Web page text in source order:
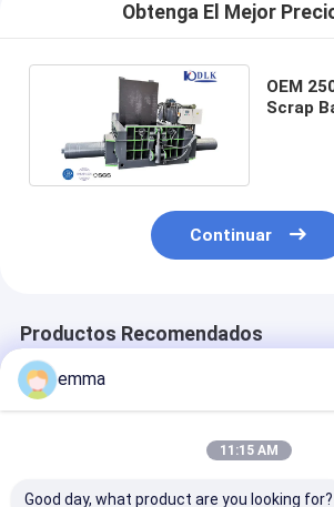
Obtenga El Mejor
OEM
Scrap
Continuar
Productos Recomendados
emma
11:15 AM
Good day, what product are you looking for?